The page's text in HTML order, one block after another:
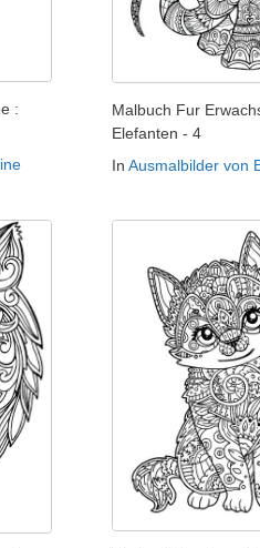
:
Malbuch Fur
Elefanten - 4
In Ausmalbilder von